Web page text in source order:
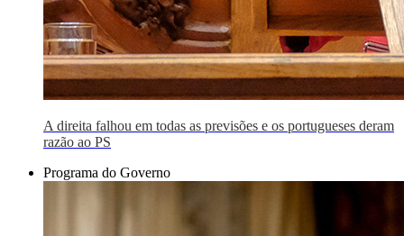
A direita falhou em todas as previsões e os portugueses deram
razão ao PS
Programa do Governo